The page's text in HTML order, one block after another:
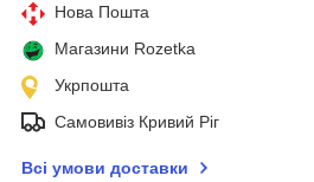
Нова Пошта
Магазини Rozetka
Укрпошта
Самовивіз Кривий Ріг
Всі умови доставки